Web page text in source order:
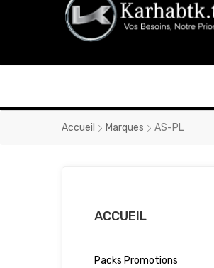
Accueil Marques AS-PL
ACCUEIL
Packs Promotions